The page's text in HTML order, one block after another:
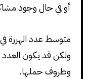
أو في حال وجود
ولكن قد يكون العدد
وظروف حملها.